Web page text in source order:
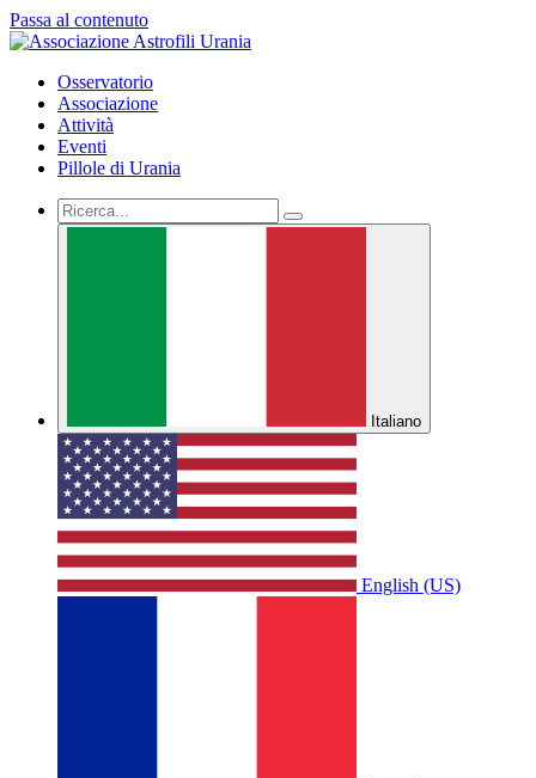
Passa al contenuto
Osservatorio
Associazione
Attività
Eventi
Pillole di Urania
Italiano
English (US)